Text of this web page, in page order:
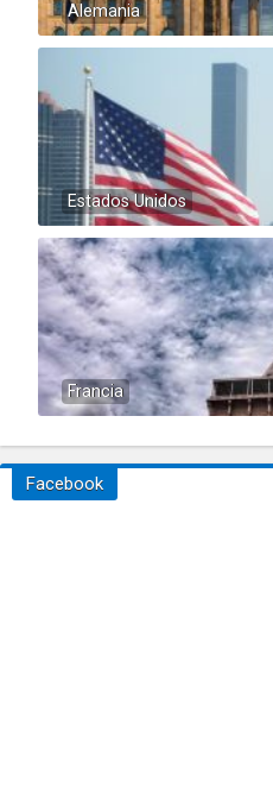
Alemania
Estados Unidos
Francia
Facebook